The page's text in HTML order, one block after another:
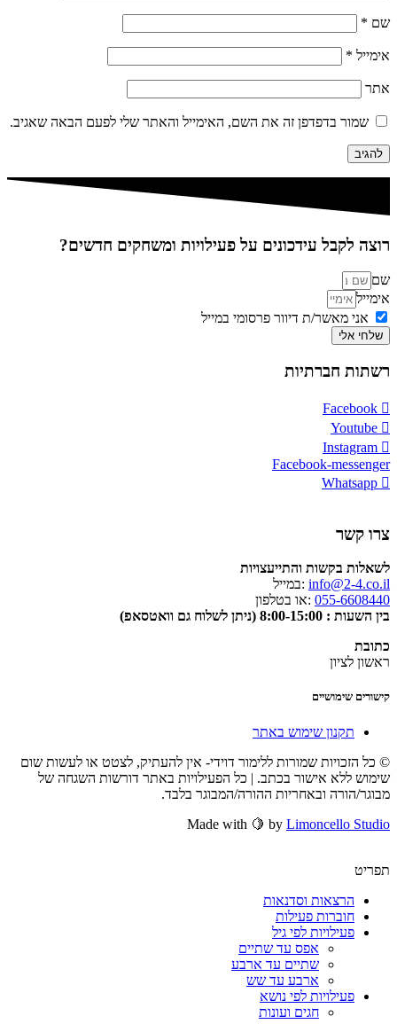
שם *
אימייל *
אתר
שמור בדפדפן זה את השם, האימייל והאתר שלי לפעם הבאה שאגיב.
רוצה לקבל עידכונים על פעילויות ומשחקים חדשים?
שם
אימייל
אני מאשר/ת דיוור פרסומי במייל
שלחי אלי
רשתות חברתיות
Facebook
Youtube
Instagram
Facebook-messenger
Whatsapp
צרו קשר
לשאלות בקשות והתייעצויות
info@2-4.co.il :במייל
055-6608440 :או בטלפון
בין השעות : 8:00-15:00 (ניתן לשלוח גם וואטסאפ)
כתובת
ראשון לציון
קישורים שימושיים
תקנון שימוש באתר
© כל הזכויות שמורות ללימור דוידי- אין להעתיק, לצטט או לעשות שום
שימוש ללא אישור בכתב. | כל הפעילויות באתר דורשות השגחה של
מבוגר/הורה ובאחריות ההורה/המבוגר בלבד.
Made with 🍋 by Limoncello Studio
תפריט
הרצאות וסדנאות
חוברות פעילות
פעילויות לפי גיל
אפס עד שתיים
שתיים עד ארבע
ארבע עד שש
פעילויות לפי נושא
חגים ועונות